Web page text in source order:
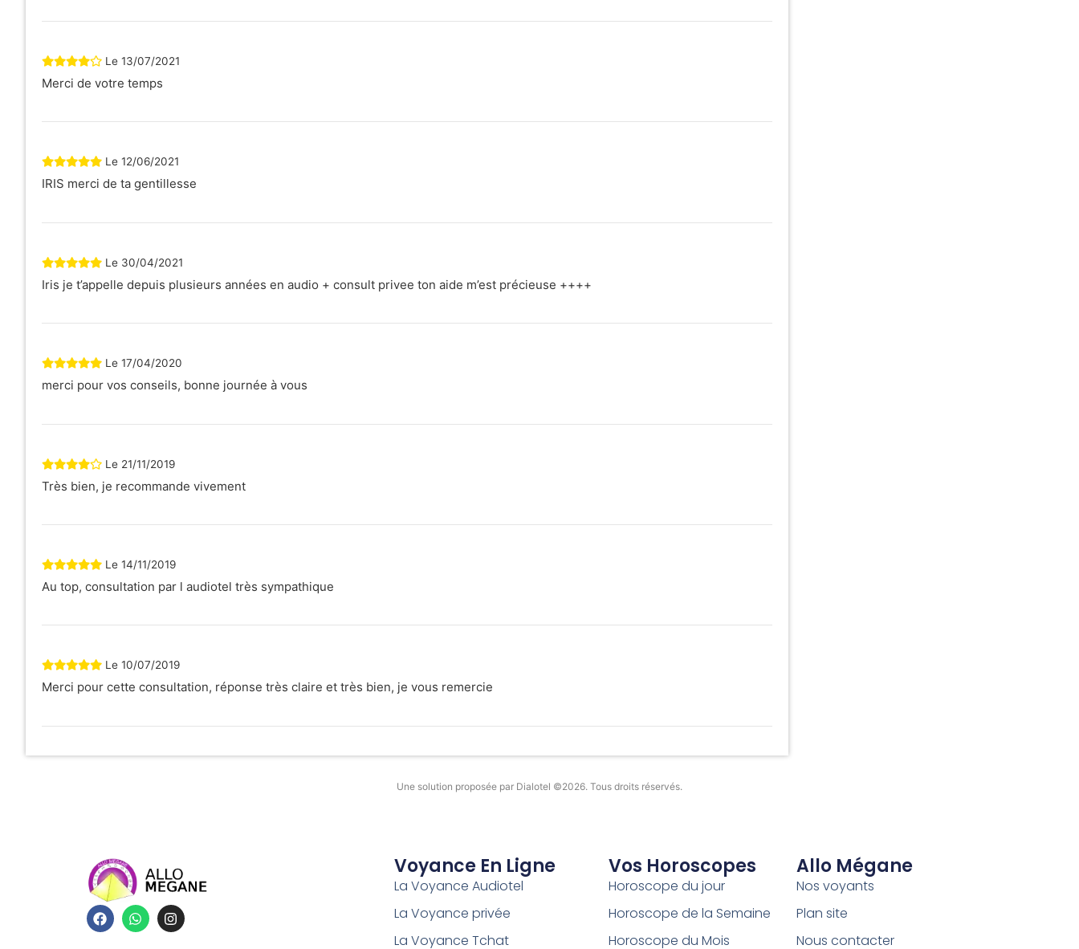
Le 13/07/2021
Merci de votre temps
Le 12/06/2021
IRIS merci de ta gentillesse
Le 30/04/2021
Iris je t’appelle depuis plusieurs années en audio + consult privee ton aide m’est précieuse ++++
Le 17/04/2020
merci pour vos conseils, bonne journée à vous
Le 21/11/2019
Très bien, je recommande vivement
Le 14/11/2019
Au top, consultation par l audiotel très sympathique
Le 10/07/2019
Merci pour cette consultation, réponse très claire et très bien, je vous remercie
Une solution proposée par Dialotel ©2026. Tous droits réservés.
Voyance En Ligne
La Voyance Audiotel
La Voyance privée
La Voyance Tchat
Vos Horoscopes
Horoscope du jour
Horoscope de la Semaine
Horoscope du Mois
Allo Mégane
Nos voyants
Plan site
Nous contacter